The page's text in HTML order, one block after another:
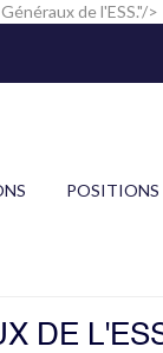
de l'ESS."/>
POSITIONS
DE